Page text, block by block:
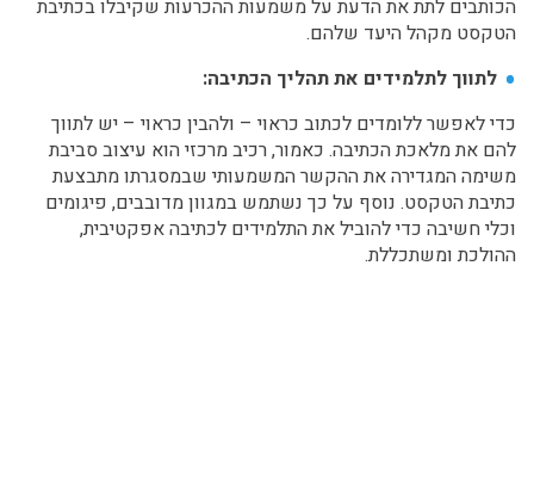
הכותבים לתת את הדעת על משמעות ההכרעות שקיבלו בכתיבת
הטקסט מקהל היעד שלהם.
לתווך לתלמידים את תהליך הכתיבה:
כדי לאפשר ללומדים לכתוב כראוי – ולהבין כראוי – יש לתווך
להם את מלאכת הכתיבה. כאמור, רכיב מרכזי הוא עיצוב סביבת
משימה המגדירה את ההקשר המשמעותי שבמסגרתו מתבצעת
כתיבת הטקסט. נוסף על כך נשתמש במגוון מדובבים, פיגומים
וכלי חשיבה כדי להוביל את התלמידים לכתיבה אפקטיבית,
ההולכת ומשתכללת.